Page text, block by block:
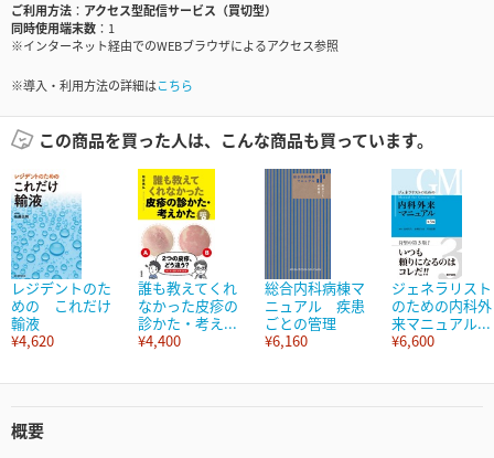
ご利用方法
アクセス型配信サービス（買切型）
同時使用端末数
1
※インターネット経由でのWEBブラウザによるアクセス参照
※導入・利用方法の詳細はこちら
この商品を買った人は、こんな商品も買っています。
レジデントのた
めの これだけ
輸液
¥4,620
誰も教えてくれ
なかった皮疹の
診かた・考え...
¥4,400
総合内科病棟マ
ニュアル 疾患
ごとの管理
¥6,160
ジェネラリスト
のための内科外
来マニュアル...
¥6,600
概要